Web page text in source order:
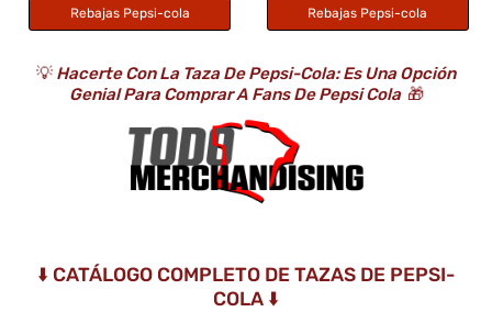
Rebajas Pepsi-cola Rebajas Pepsi-cola
💡 Hacerte Con La Taza De Pepsi-Cola: Es Una Opción
Genial Para Comprar A Fans De Pepsi Cola 🎁
⬇️ CATÁLOGO COMPLETO DE TAZAS DE PEPSI-
COLA ⬇️